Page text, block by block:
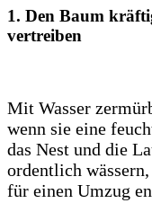
1. Den Baum
vertreiben
Mit Wasser
wenn sie eine
das Nest und die
ordentlich
für einen Umzug